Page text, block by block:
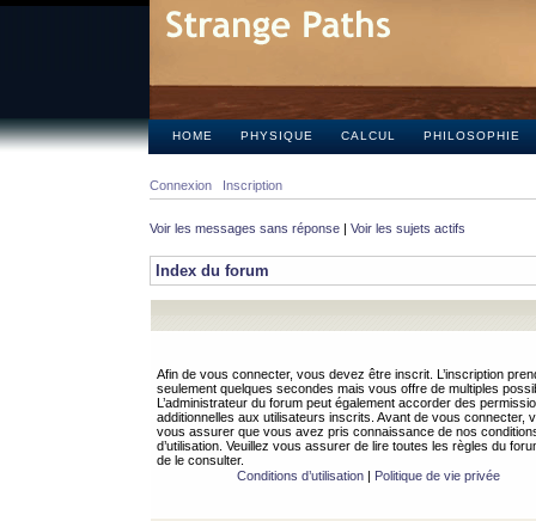
HOME PHYSIQUE CALCUL PHILOSOPHIE
Connexion Inscription
Voir les messages sans réponse | Voir les sujets actifs
Index du forum
Afin de vous connecter, vous devez être inscrit. L’inscription
seulement quelques secondes mais vous offre de multiples
L’administrateur du forum peut également accorder des
additionnelles aux utilisateurs inscrits. Avant de vous connecter,
vous assurer que vous avez pris connaissance de nos
d’utilisation. Veuillez vous assurer de lire toutes les règles du
de le consulter.
Conditions d’utilisation| Politique de vie privée